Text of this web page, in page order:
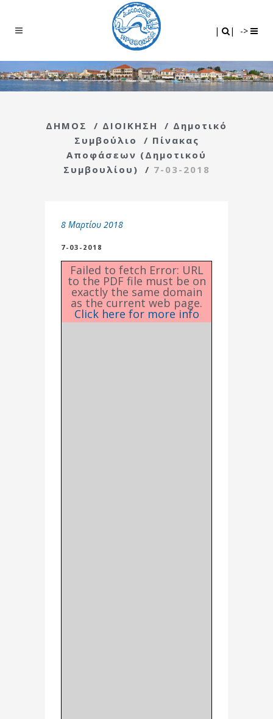
| | ->
ΔΗΜΟΣ / ΔΙΟΙΚΗΣΗ / Δημοτικό
Συμβούλιο
/ Πίνακας
Αποφάσεων (Δημοτικού
Συμβουλίου)
/ 7-03-2018
8 Μαρτίου 2018
7-03-2018
Failed to fetch Error: URL
to the PDF file must be on
exactly the same domain
as the current web page.
Click here for more info